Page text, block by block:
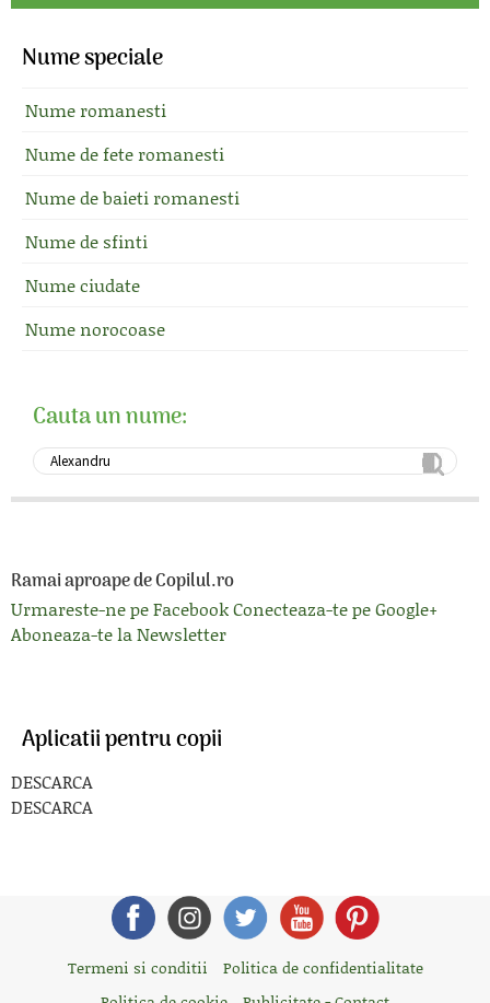
Nume speciale
Nume romanesti
Nume de fete romanesti
Nume de baieti romanesti
Nume de sfinti
Nume ciudate
Nume norocoase
Cauta un nume:
Ramai aproape de Copilul.ro
Urmareste-ne pe FacebookConecteaza-te pe Google+
Aboneaza-te la Newsletter
Aplicatii pentru copii
DESCARCA
DESCARCA
Termeni si conditii
Politica de confidentialitate